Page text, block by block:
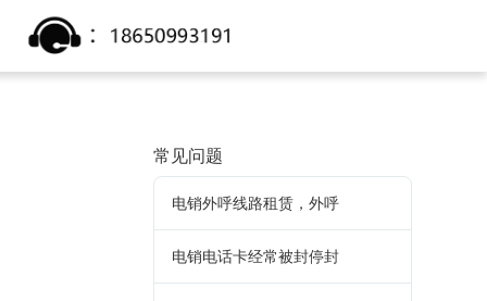
常见问题
电销外呼线路租赁，外呼
电销电话卡经常被封停封